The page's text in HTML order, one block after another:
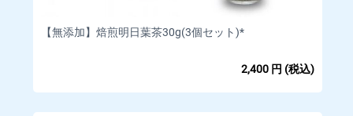
Visa/MasterCard/JCB/Discover/AmericanExpress/DinersClub
※すべて 1 回払いのみ承ります。
※料金は商品購入時に決済されます。
【無添加】焙煎明日葉茶30g(3個セット)*
2,400 円 (税込)